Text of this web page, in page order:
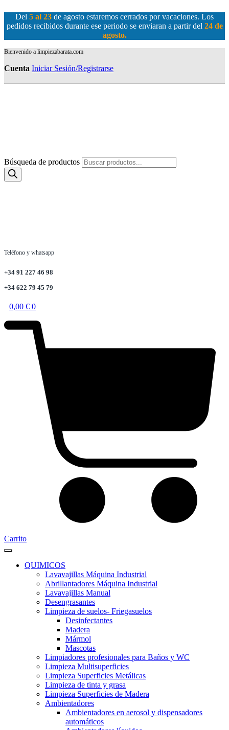
Del 5 al 23 de agosto estaremos cerrados por vacaciones. Los
pedidos recibidos durante ese periodo se enviaran a partir del 24 de
agosto.
Bienvenido a limpiezabarata.com
Cuenta Iniciar Sesión/Registrarse
Búsqueda de productos
Teléfono y whatsapp
+34 91 227 46 98
+34 622 79 45 79
0,00 € 0
Carrito
QUIMICOS
Lavavajillas Máquina Industrial
Abrillantadores Máquina Industrial
Lavavajillas Manual
Desengrasantes
Limpieza de suelos- Friegasuelos
Desinfectantes
Madera
Mármol
Mascotas
Limpiadores profesionales para Baños y WC
Limpieza Multisuperficies
Limpieza Superficies Metálicas
Limpieza de tinta y grasa
Limpieza Superficies de Madera
Ambientadores
Ambientadores en aerosol y dispensadores
automáticos